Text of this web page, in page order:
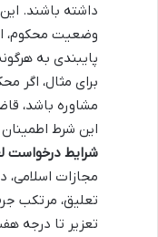
داشته باشند.
وضعیت محکوم،
پایبندی به
برای مثال، اگر
مشاوره باشد،
این شرط
شرایط درخواست
مجازات
تعلیق، مرتکب
تعزیر تا درجه